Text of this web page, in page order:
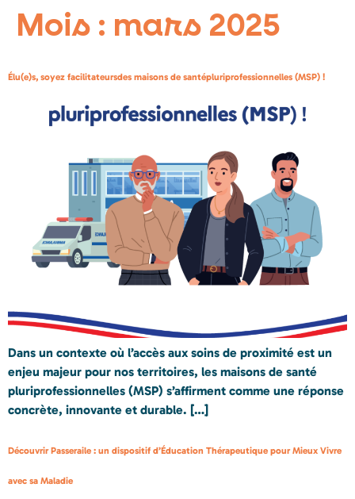
Mois : mars 2025
Élu(e)s, soyez facilitateursdes maisons de santépluriprofessionnelles (MSP) !
Dans un contexte où l’accès aux soins de proximité est un
enjeu majeur pour nos territoires, les maisons de santé
pluriprofessionnelles (MSP) s’affirment comme une réponse
concrète, innovante et durable. […]
Découvrir Passeraile : un dispositif d’Éducation Thérapeutique pour Mieux Vivre
avec sa Maladie